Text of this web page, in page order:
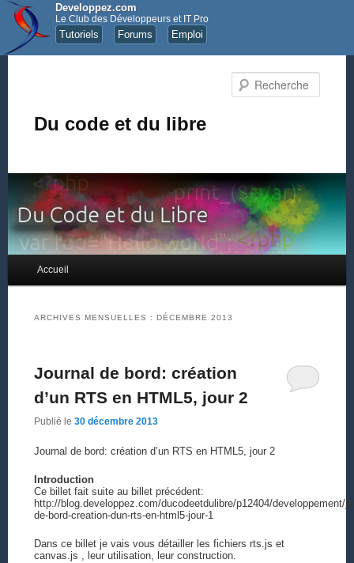
Developpez.com
Le Club des Développeurs et IT Pro
Tutoriels Forums Emploi
Du code et du libre
Aller au contenu principal
Aller au contenu secondaire
Accueil
ARCHIVES MENSUELLES : DÉCEMBRE 2013
Journal de bord: création
d’un RTS en HTML5, jour 2
Publié le 30 décembre 2013
Journal de bord: création d’un RTS en HTML5, jour 2
Introduction
Ce billet fait suite au billet précédent:
http://blog.developpez.com/ducodeetdulibre/p12404/developpement/
de-bord-creation-dun-rts-en-html5-jour-1
Dans ce billet je vais vous détailler les fichiers rts.js et
canvas.js , leur utilisation, leur construction.